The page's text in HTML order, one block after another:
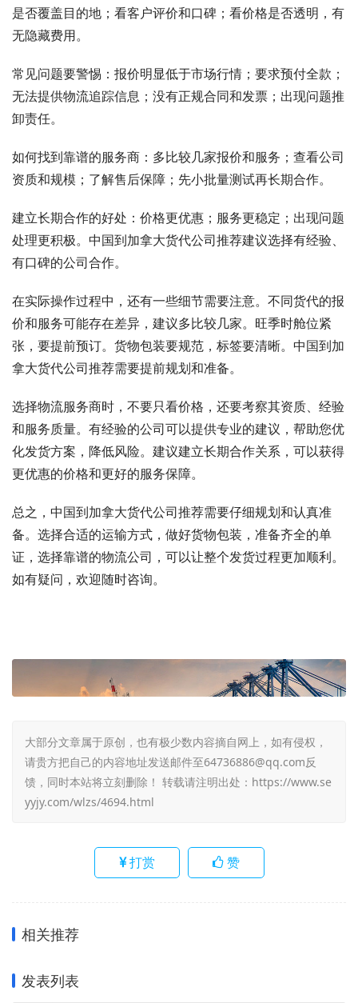
是否覆盖目的地；看客户评价和口碑；看价格是否透明，有
无隐藏费用。
常见问题要警惕：报价明显低于市场行情；要求预付全款；
无法提供物流追踪信息；没有正规合同和发票；出现问题推
卸责任。
如何找到靠谱的服务商：多比较几家报价和服务；查看公司
资质和规模；了解售后保障；先小批量测试再长期合作。
建立长期合作的好处：价格更优惠；服务更稳定；出现问题
处理更积极。中国到加拿大货代公司推荐建议选择有经验、
有口碑的公司合作。
在实际操作过程中，还有一些细节需要注意。不同货代的报
价和服务可能存在差异，建议多比较几家。旺季时舱位紧
张，要提前预订。货物包装要规范，标签要清晰。中国到加
拿大货代公司推荐需要提前规划和准备。
选择物流服务商时，不要只看价格，还要考察其资质、经验
和服务质量。有经验的公司可以提供专业的建议，帮助您优
化发货方案，降低风险。建议建立长期合作关系，可以获得
更优惠的价格和更好的服务保障。
总之，中国到加拿大货代公司推荐需要仔细规划和认真准
备。选择合适的运输方式，做好货物包装，准备齐全的单
证，选择靠谱的物流公司，可以让整个发货过程更加顺利。
如有疑问，欢迎随时咨询。
大部分文章属于原创，也有极少数内容摘自网上，如有侵权，
请贵方把自己的内容地址发送邮件至64736886@qq.com反
馈，同时本站将立刻删除！ 转载请注明出处： https://www.se
yyjy.com/wlzs/4694.html
打赏 赞
相关推荐
发表列表